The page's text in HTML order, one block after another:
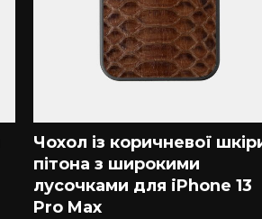
Чохол із коричневої
пітона з широкими
лусочками для iPhone 13
Pro Max